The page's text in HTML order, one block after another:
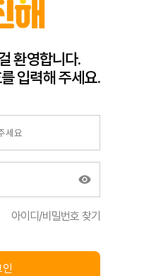
환영합니다.
입력해 주세요.
아이디/비밀번호 찾기